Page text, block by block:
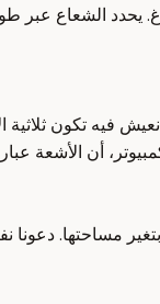
يحدد الشعاع عبر
فيه تكون
مساحتها. دعونا